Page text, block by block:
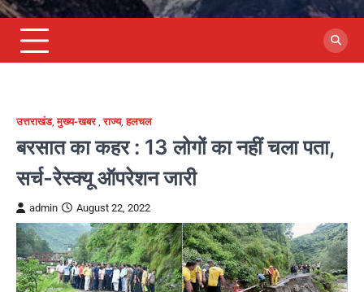
उत्तराखंड,मुख्य-खबर,राज्य,हलचल
बरसात का कहर : 13 लोगों का नहीं चला पता,
सर्च-रेस्क्यू ऑपरेशन जारी
admin August 22, 2022